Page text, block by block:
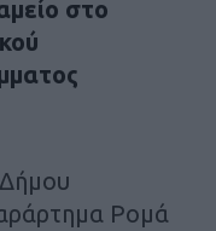
στο
Ρομά